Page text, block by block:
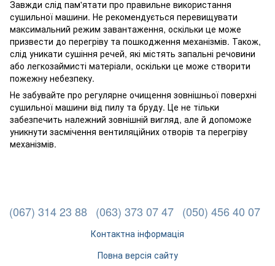
Завжди слід пам'ятати про правильне використання
сушильної машини. Не рекомендується перевищувати
максимальний режим завантаження, оскільки це може
призвести до перегріву та пошкодження механізмів. Також,
слід уникати сушіння речей, які містять запальні речовини
або легкозаймисті матеріали, оскільки це може створити
пожежну небезпеку.
Не забувайте про регулярне очищення зовнішньої поверхні
сушильної машини від пилу та бруду. Це не тільки
забезпечить належний зовнішній вигляд, але й допоможе
уникнути засмічення вентиляційних отворів та перегріву
механізмів.
(067) 314 23 88 (063) 373 07 47 (050) 456 40 07
Контактна інформація
Повна версія сайту